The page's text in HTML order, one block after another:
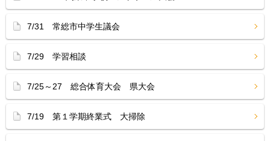
7/31 常総市中学生議会
7/29 学習相談
7/25～27 総合体育大会 県大会
7/19 第１学期終業式 大掃除